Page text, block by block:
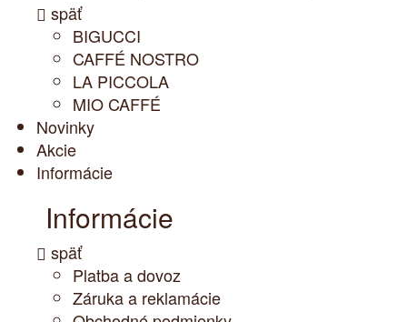
späť
BIGUCCI
CAFFÉ NOSTRO
LA PICCOLA
MIO CAFFÉ
Novinky
Akcie
Informácie
Informácie
späť
Platba a dovoz
Záruka a reklamácie